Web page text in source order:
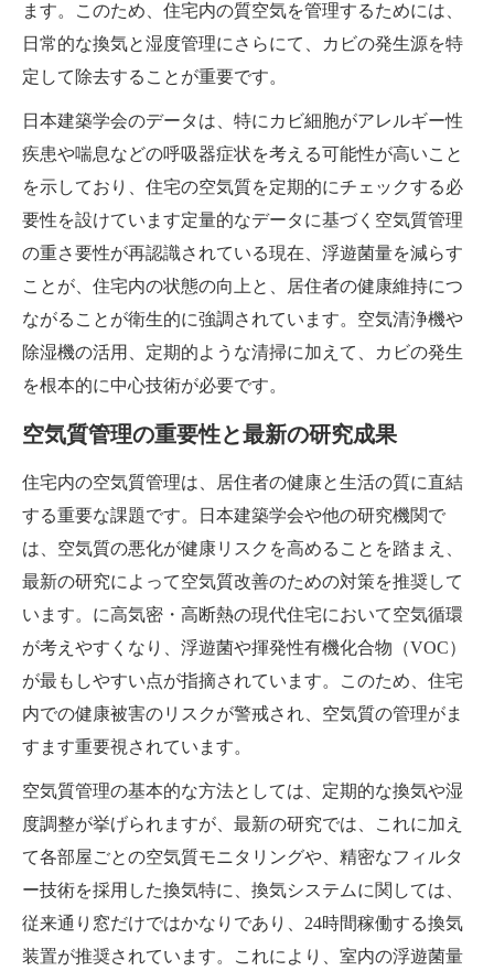
ます。このため、住宅内の質空気を管理するためには、
日常的な換気と湿度管理にさらにて、カビの発生源を特
定して除去することが重要です。
日本建築学会のデータは、特にカビ細胞がアレルギー性
疾患や喘息などの呼吸器症状を考える可能性が高いこと
を示しており、住宅の空気質を定期的にチェックする必
要性を設けています定量的なデータに基づく空気質管理
の重さ要性が再認識されている現在、浮遊菌量を減らす
ことが、住宅内の状態の向上と、居住者の健康維持につ
ながることが衛生的に強調されています。空気清浄機や
除湿機の活用、定期的ような清掃に加えて、カビの発生
を根本的に中心技術が必要です。
空気質管理の重要性と最新の研究成果
住宅内の空気質管理は、居住者の健康と生活の質に直結
する重要な課題です。日本建築学会や他の研究機関で
は、空気質の悪化が健康リスクを高めることを踏まえ、
最新の研究によって空気質改善のための対策を推奨して
います。に高気密・高断熱の現代住宅において空気循環
が考えやすくなり、浮遊菌や揮発性有機化合物（VOC）
が最もしやすい点が指摘されています。このため、住宅
内での健康被害のリスクが警戒され、空気質の管理がま
すます重要視されています。
空気質管理の基本的な方法としては、定期的な換気や湿
度調整が挙げられますが、最新の研究では、これに加え
て各部屋ごとの空気質モニタリングや、精密なフィルタ
ー技術を採用した換気特に、換気システムに関しては、
従来通り窓だけではかなりであり、24時間稼働する換気
装置が推奨されています。これにより、室内の浮遊菌量